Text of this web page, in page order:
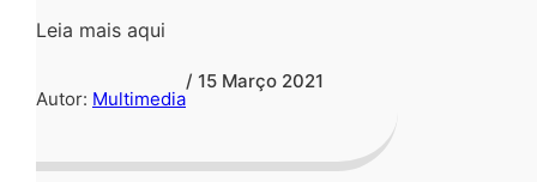
Leia mais aqui
Autor: Multimedia
/ 15 Março 2021